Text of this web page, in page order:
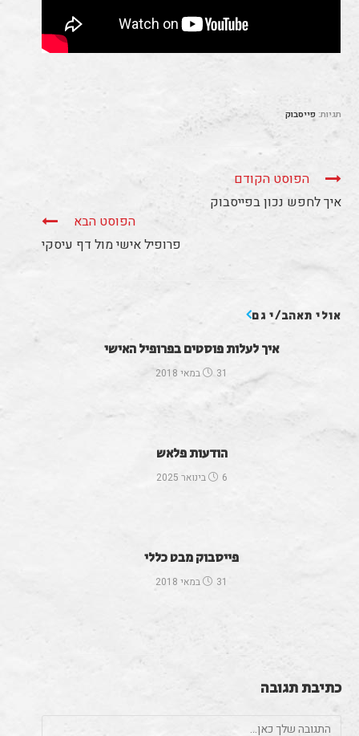
תגיות: פייסבוק
הפוסט הקודם
איך לחפש נכון בפייסבוק
הפוסט הבא
פרופיל אישי מול דף עיסקי
אולי תאהב/י גם
איך לעלות פוסטים בפרופיל האישי
31 במאי 2018
הודעות פלאש
6 בינואר 2025
פייסבוק מבט כללי
31 במאי 2018
כתיבת תגובה